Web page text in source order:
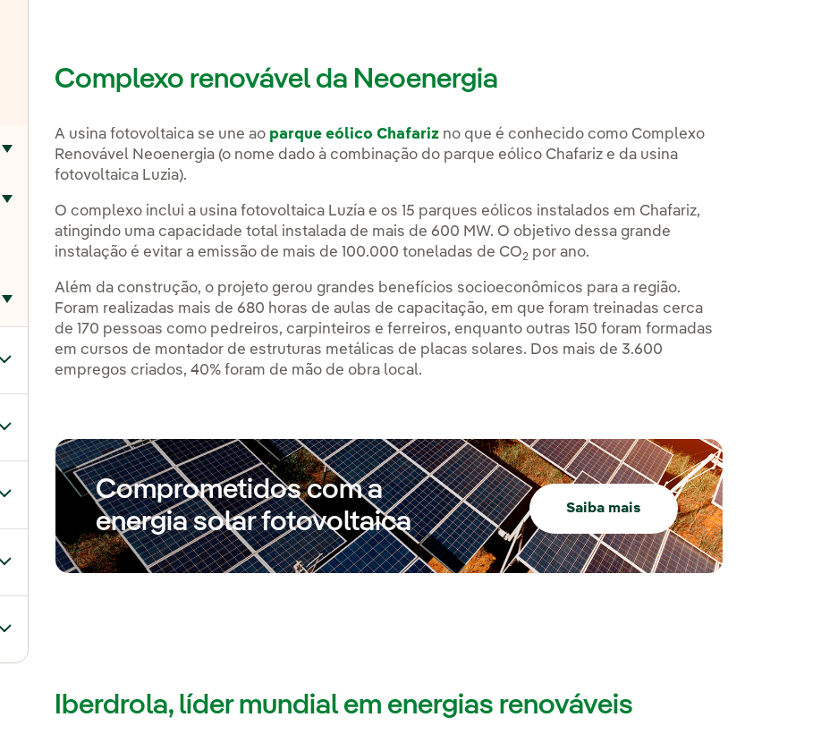
Alternar submenu de Eólica 'offshore'
Alternar submenu de Armazenamento de energia
Alternar submenu de Outras tecnologias
Alternar submenu de Produtos e Serviços
Alternar submenu de Onde estamos
Alternar submenu de Plano Estratégico
Alternar submenu de Nosso setor
Alternar submenu de Nosso modelo de inovação
Complexo renovável da Neoenergia
A usina fotovoltaica se une ao parque eólico Chafariz no que é conhecido como Complexo
Renovável Neoenergia (o nome dado à combinação do parque eólico Chafariz e da usina
fotovoltaica Luzia).
O complexo inclui a usina fotovoltaica Luzía e os 15 parques eólicos instalados em Chafariz,
atingindo uma capacidade total instalada de mais de 600 MW. O objetivo dessa grande
instalação é evitar a emissão de mais de 100.000 toneladas de CO2 por ano.
Além da construção, o projeto gerou grandes benefícios socioeconômicos para a região.
Foram realizadas mais de 680 horas de aulas de capacitação, em que foram treinadas cerca
de 170 pessoas como pedreiros, carpinteiros e ferreiros, enquanto outras 150 foram formadas
em cursos de montador de estruturas metálicas de placas solares. Dos mais de 3.600
empregos criados, 40% foram de mão de obra local.
Comprometidos com a
energia solar fotovoltaica
Saiba mais
Iberdrola, líder mundial em energias renováveis